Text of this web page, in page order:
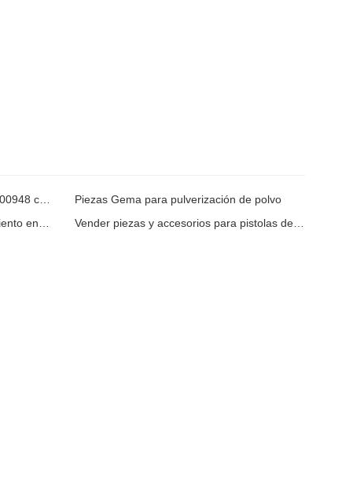
Pistola de pólvora manual Gema 1000948 con manguitos roscados
Piezas Gema para pulverización de polvo
Repuestos para pistola de recubrimiento en polvo GM02 Vender piezas y accesorios para pistolas de pólvora